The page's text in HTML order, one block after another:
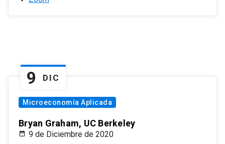
9 DIC
Microeconomía Aplicada
Bryan Graham, UC Berkeley
9 de Diciembre de 2020